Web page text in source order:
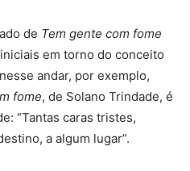
de Tem gente com fome
em torno do conceito
andar, por exemplo,
fome, de Solano Trindade, é
“Tantas caras tristes,
a algum lugar”.